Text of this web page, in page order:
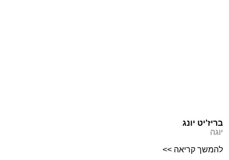
בריז'יט יונג
יוגה
להמשך קריאה >>